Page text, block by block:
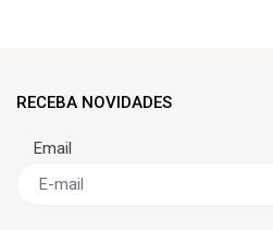
RECEBA NOVIDADES
Email